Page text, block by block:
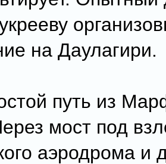
на Даулагири.
путь из
мост под
аэродрома и